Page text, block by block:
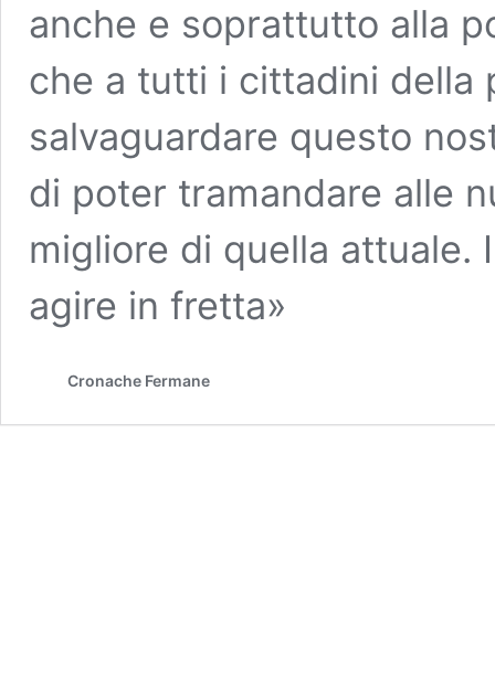
anche e soprattutto alla
che a tutti i cittadini della
salvaguardare questo
di poter tramandare alle
migliore di quella attuale.
agire in fretta»
Cronache Fermane